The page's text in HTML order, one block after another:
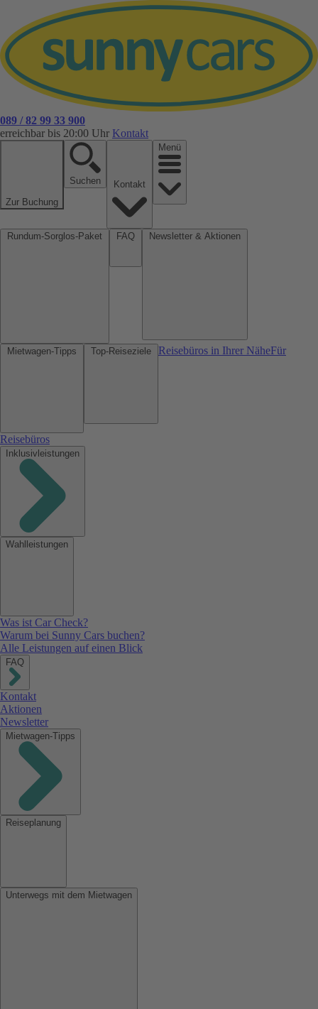
089 / 82 99 33 900
erreichbar bis 20:00 Uhr Kontakt
Zur Buchung
Suchen
Menü
Reisebüros in Ihrer NäheFür
Reisebüros
Inklusivleistungen
Wahlleistungen
Was ist Car Check?
Warum bei Sunny Cars buchen?
Alle Leistungen auf einen Blick
FAQ
Kontakt
Aktionen
Newsletter
Mietwagen-Tipps
Reiseplanung
Unterwegs mit dem Mietwagen